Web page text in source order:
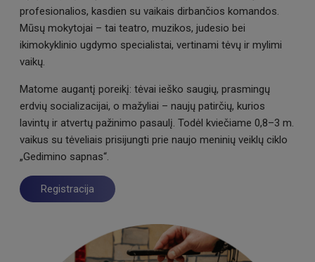
profesionalios, kasdien su vaikais dirbančios komandos.
Mūsų mokytojai – tai teatro, muzikos, judesio bei
ikimokyklinio ugdymo specialistai, vertinami tėvų ir mylimi
vaikų.
Matome augantį poreikį: tėvai ieško saugių, prasmingų
erdvių socializacijai, o mažyliai – naujų patirčių, kurios
lavintų ir atvertų pažinimo pasaulį. Todėl kviečiame 0,8–3 m.
vaikus su tėveliais prisijungti prie naujo meninių veiklų ciklo
„Gedimino sapnas“.
Registracija